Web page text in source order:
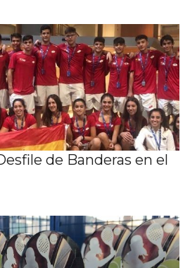
de Banderas en el